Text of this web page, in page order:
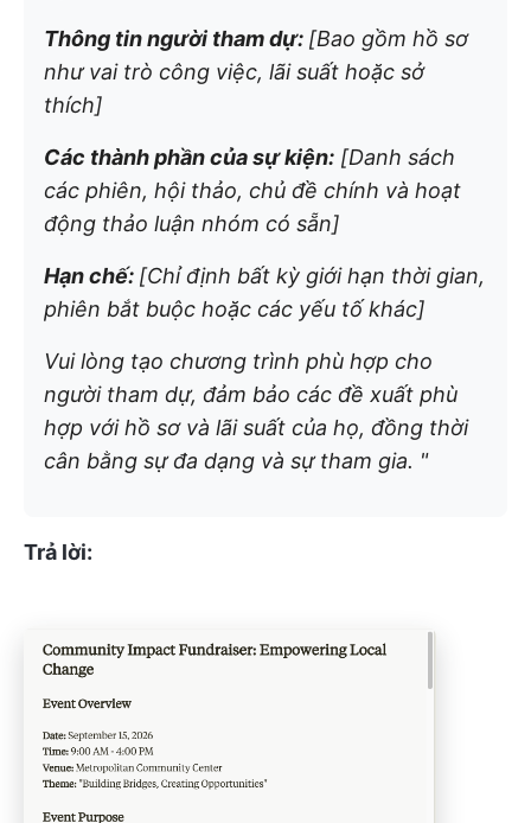
Thông tin người tham dự: [Bao gồm hồ sơ
như vai trò công việc, lãi suất hoặc sở
thích]
Các thành phần của sự kiện: [Danh sách
các phiên, hội thảo, chủ đề chính và hoạt
động thảo luận nhóm có sẵn]
Hạn chế: [Chỉ định bất kỳ giới hạn thời gian,
phiên bắt buộc hoặc các yếu tố khác]
Vui lòng tạo chương trình phù hợp cho
người tham dự, đảm bảo các đề xuất phù
hợp với hồ sơ và lãi suất của họ, đồng thời
cân bằng sự đa dạng và sự tham gia. "
Trả lời: